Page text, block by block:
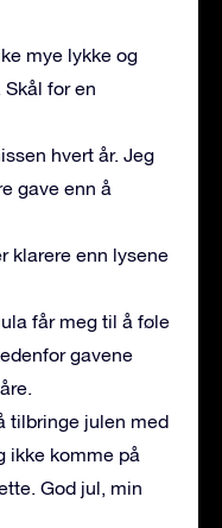
mye lykke og
for en
hvert år. Jeg
gave enn å
klarere enn lysene
får meg til å føle
gavene
tilbringe julen med
ikke komme på
God jul, min